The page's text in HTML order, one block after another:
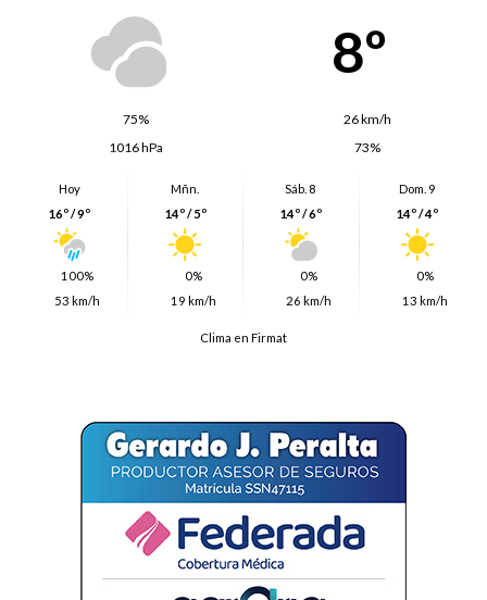
8º
75%
26 km/h
1016 hPa
73%
Hoy
16º / 9º
100%
53 km/h
Mñn.
14º / 5º
0%
19 km/h
Sáb. 8
14º / 6º
0%
26 km/h
Dom. 9
14º / 4º
0%
13 km/h
Clima en Firmat